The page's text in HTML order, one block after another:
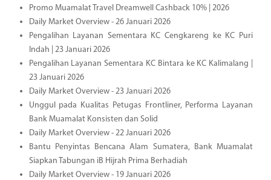
Promo Muamalat Travel Dreamwell Cashback 10% | 2026
Daily Market Overview - 26 Januari 2026
Pengalihan Layanan Sementara KC Cengkareng ke KC Puri
Indah | 23 Januari 2026
Pengalihan Layanan Sementara KC Bintara ke KC Kalimalang |
23 Januari 2026
Daily Market Overview - 23 Januari 2026
Unggul pada Kualitas Petugas Frontliner, Performa Layanan
Bank Muamalat Konsisten dan Solid
Daily Market Overview - 22 Januari 2026
Bantu Penyintas Bencana Alam Sumatera, Bank Muamalat
Siapkan Tabungan iB Hijrah Prima Berhadiah
Daily Market Overview - 19 Januari 2026